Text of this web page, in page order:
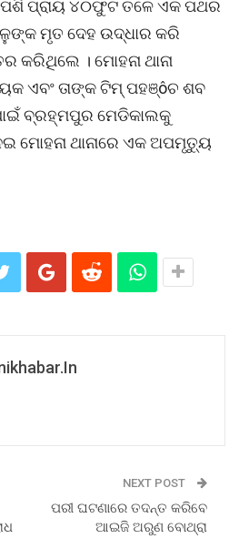
ପ୍ରାୟ ୪୦ଫୁଟ ତଳେ ଏକ ପଥର
ମୃତ ଦେହ ଉଦ୍ଧାର କରି
କରିଥିଲେ । ମୋହନା ଥାନା
ଏବଂ ତାଙ୍କ ଟିମ୍ ପହଞ୍ôଚ ଶବ
ବ୍ରହ୍ମପୁର ମେଡିକାଲକୁ
ମୋହନା ଥାନାରେ ଏକ ଅପମୃତ୍ୟୁ
NEXT POST
ପରୀ ଘଟଣାରେ ତଦନ୍ତ କରିବେ
ଆଇଜି ଅରୁଣ ବୋଥ୍ରା